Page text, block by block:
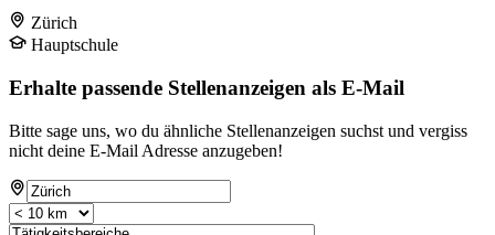
Zürich
Hauptschule
Erhalte passende Stellenanzeigen als E-Mail
Bitte sage uns, wo du ähnliche Stellenanzeigen suchst und vergiss
nicht deine E-Mail Adresse anzugeben!